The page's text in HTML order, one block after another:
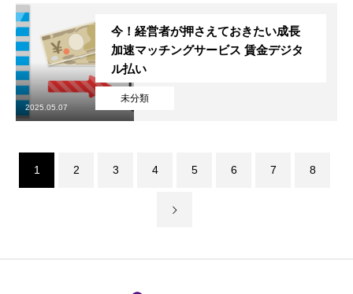
未分類
今！経営者が押さえておきたい成長
加速マッチングサービス 賃金デジタ
ル払い
2025.05.07
1 2 3 4 5 6 7 8